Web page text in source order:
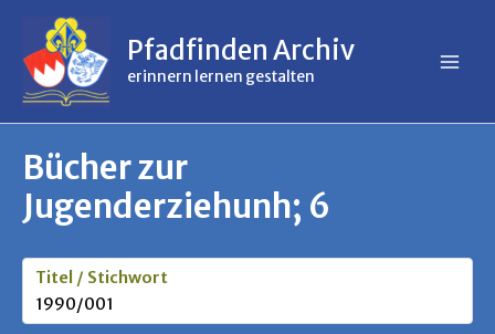
springen
springen
Pfadfinden Archiv
erinnern lernen gestalten
Bücher zur
Jugenderziehunh; 6
Titel / Stichwort
1990/001